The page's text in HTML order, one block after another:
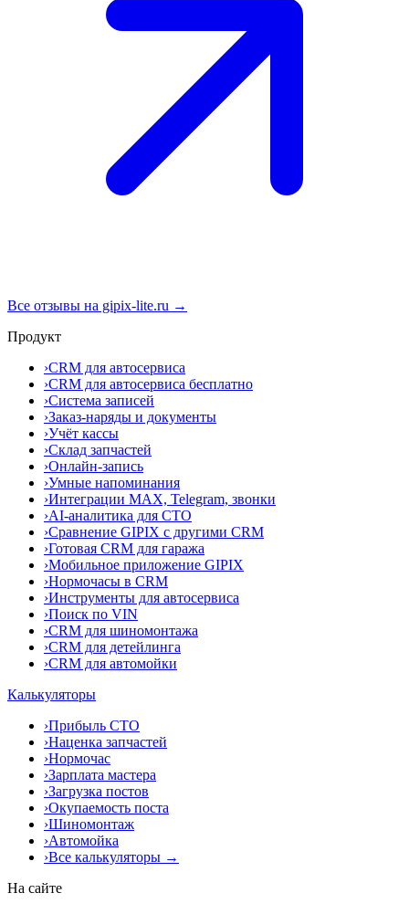
Все отзывы на gipix-lite.ru →
Продукт
›CRM для автосервиса
›CRM для автосервиса бесплатно
›Система записей
›Заказ-наряды и документы
›Учёт кассы
›Склад запчастей
›Онлайн-запись
›Умные напоминания
›Интеграции MAX, Telegram, звонки
›AI-аналитика для СТО
›Сравнение GIPIX с другими CRM
›Готовая CRM для гаража
›Мобильное приложение GIPIX
›Нормочасы в CRM
›Инструменты для автосервиса
›Поиск по VIN
›CRM для шиномонтажа
›CRM для детейлинга
›CRM для автомойки
Калькуляторы
›Прибыль СТО
›Наценка запчастей
›Нормочас
›Зарплата мастера
›Загрузка постов
›Окупаемость поста
›Шиномонтаж
›Автомойка
›Все калькуляторы →
На сайте